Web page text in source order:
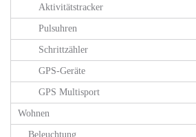
Aktivitätstracker
Pulsuhren
Schrittzähler
GPS-Geräte
GPS Multisport
Wohnen
Beleuchtung